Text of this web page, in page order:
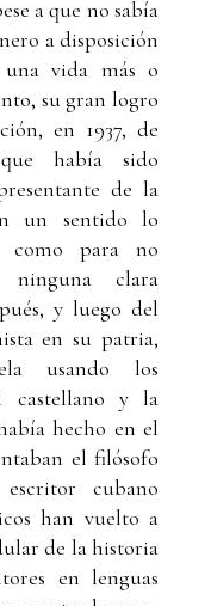
a que no sabía
a disposición
vida más o
su gran logro
en 1937, de
había sido
de la
un sentido lo
como para no
clara
y luego del
en su patria,
usando los
castellano y la
hecho en el
el filósofo
cubano
han vuelto a
de la historia
en lenguas